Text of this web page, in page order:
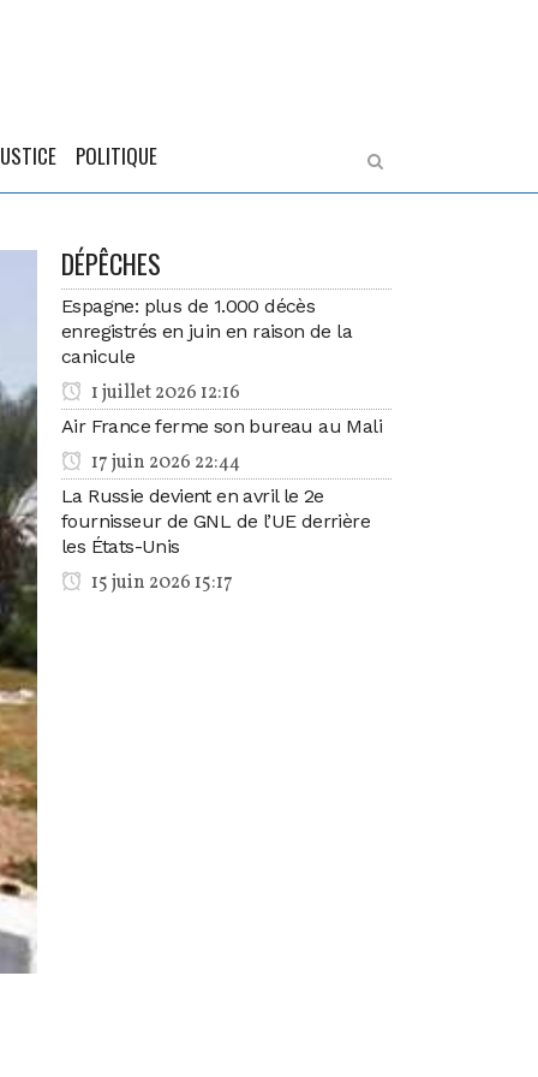
POLITIQUE
DÉPÊCHES
Espagne: plus de 1.000 décès
enregistrés en juin en raison de la
canicule
1 juillet 2026 12:16
Air France ferme son bureau au Mali
17 juin 2026 22:44
La Russie devient en avril le 2e
fournisseur de GNL de l’UE derrière
les États-Unis
15 juin 2026 15:17